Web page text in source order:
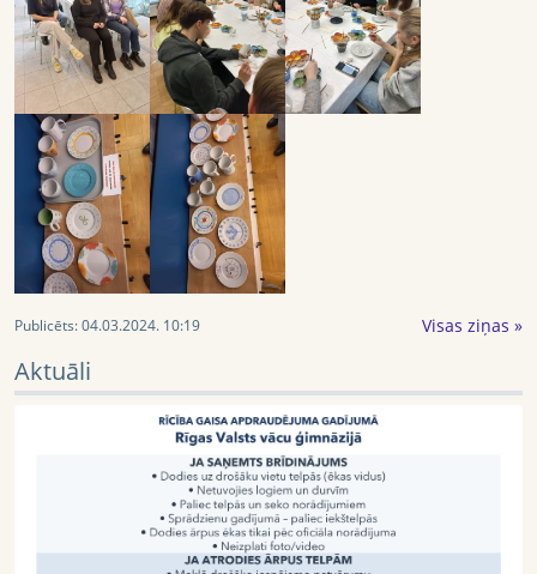
Publicēts:04.03.2024. 10:19 Visas ziņas »
Aktuāli